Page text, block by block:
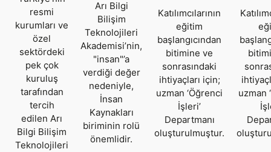
resmi
kurumları ve
özel
sektördeki
pek çok
kuruluş
tarafından
tercih
edilen Arı
Bilgi Bilişim
Teknolojileri
Arı Bilgi
Bilişim
Teknolojileri
Akademisi’nin,
"insan"’a
verdiği değer
nedeniyle,
İnsan
Kaynakları
biriminin rolü
önemlidir.
Katılımcılarının
eğitim
başlangıcından
bitimine ve
sonrasındaki
ihtiyaçları için;
uzman ‘Öğrenci
İşleri’
Departmanı
oluşturulmuştur.
uzman